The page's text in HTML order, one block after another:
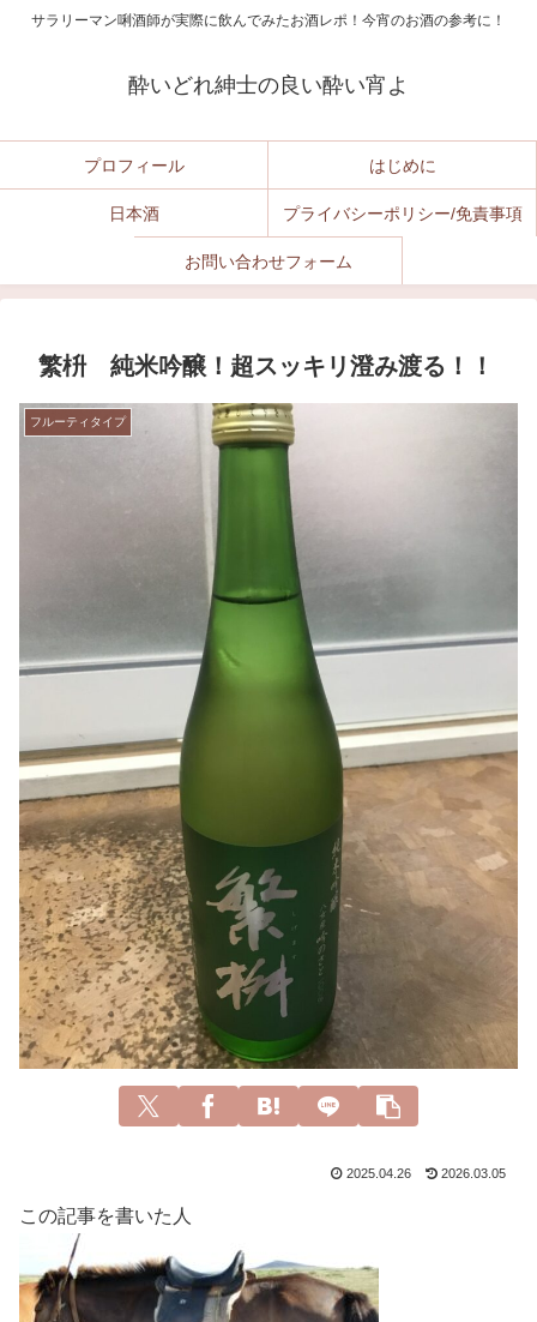
サラリーマン唎酒師が実際に飲んでみたお酒レポ！今宵のお酒の参考に！
酔いどれ紳士の良い酔い宵よ
プロフィール はじめに
日本酒 プライバシーポリシー/免責事項
お問い合わせフォーム
繁枡 純米吟醸！超スッキリ澄み渡る！！
フルーティタイプ
2025.04.26 2026.03.05
この記事を書いた人